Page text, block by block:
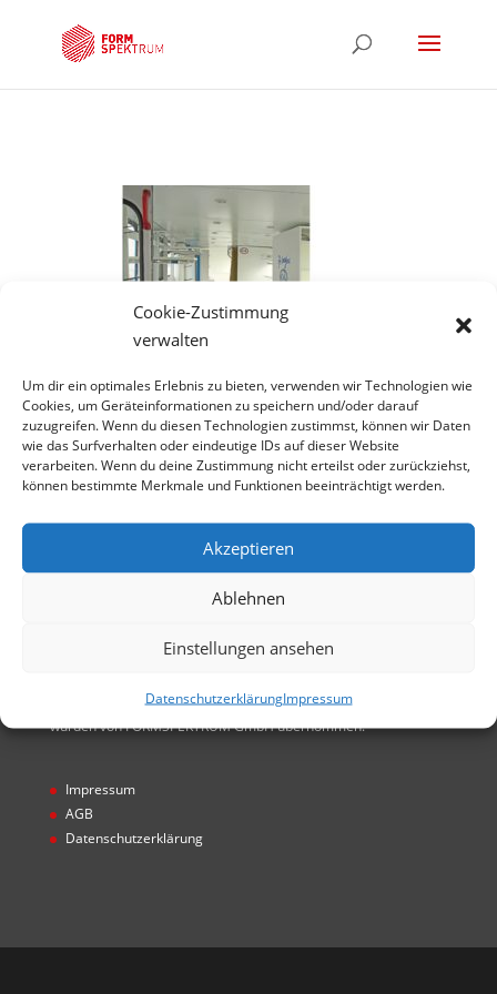
Cookie-Zustimmung
verwalten
Um dir ein optimales Erlebnis zu bieten, verwenden wir Technologien wie
Cookies, um Geräteinformationen zu speichern und/oder darauf
zuzugreifen. Wenn du diesen Technologien zustimmst, können wir Daten
wie das Surfverhalten oder eindeutige IDs auf dieser Website
verarbeiten. Wenn du deine Zustimmung nicht erteilst oder zurückziehst,
können bestimmte Merkmale und Funktionen beeinträchtigt werden.
Akzeptieren
Ablehnen
Einstellungen ansehen
DatenschutzerklärungImpressum
Hinweis
*Projekte unter gecco scene constuction company
* Projekte wurden unter Gecco GmbH realisiert. Alle Rechte
wurden von FORMSPEKTRUM GmbH übernommen.
Impressum
AGB
Datenschutzerklärung